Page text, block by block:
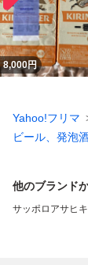
8,000円
Yahoo!フリマ
ビール、発泡
他のブランド
サッポロ アサヒ